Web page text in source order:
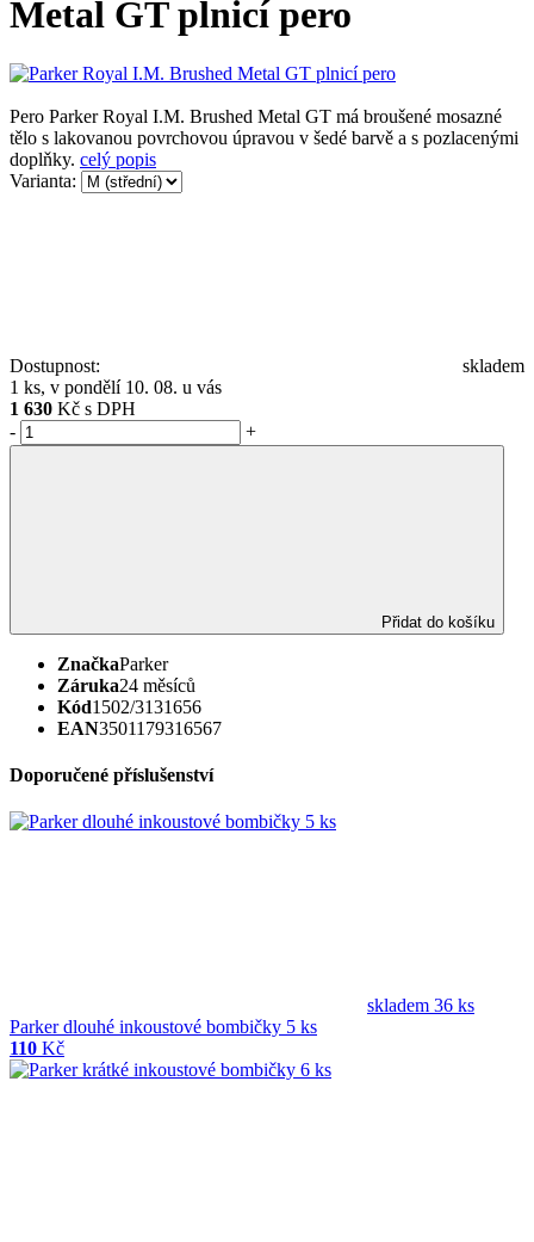
Metal GT plnicí pero
Pero Parker Royal I.M. Brushed Metal GT má broušené mosazné
tělo s lakovanou povrchovou úpravou v šedé barvě a s pozlacenými
doplňky. celý popis
Varianta:
Dostupnost:
skladem
1 ks, v pondělí 10. 08. u vás
1 630 Kč s DPH
-
+
Přidat do košíku
ZnačkaParker
Záruka24 měsíců
Kód1502/3131656
EAN3501179316567
Doporučené příslušenství
skladem 36 ks
Parker dlouhé inkoustové bombičky 5 ks
110 Kč